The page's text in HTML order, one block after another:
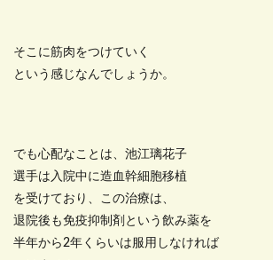
そこに筋肉をつけていく
という感じなんでしょうか。
でも心配なことは、池江璃花子
選手は入院中に造血幹細胞移植
を受けており、この治療は、
退院後も免疫抑制剤という飲み薬を
半年から2年くらいは服用しなければ